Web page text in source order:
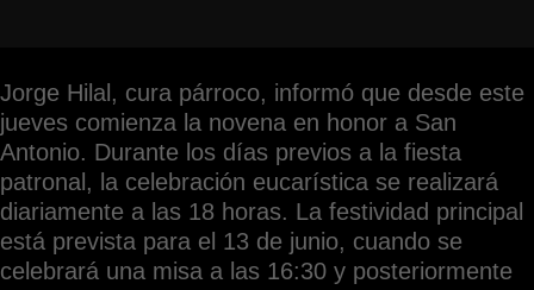
Jorge Hilal, cura párroco, informó que desde este
jueves comienza la novena en honor a San
Antonio. Durante los días previos a la fiesta
patronal, la celebración eucarística se realizará
diariamente a las 18 horas. La festividad principal
está prevista para el 13 de junio, cuando se
celebrará una misa a las 16:30 y posteriormente